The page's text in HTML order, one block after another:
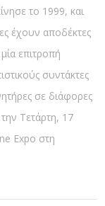
το 1999, και
έχουν αποδέκτες
επιτροπή
συντάκτες
σε διάφορες
Τετάρτη, 17
Expo στη